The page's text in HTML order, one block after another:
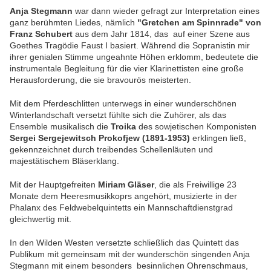
Anja Stegmann war dann wieder gefragt zur Interpretation eines
ganz berühmten Liedes, nämlich "Gretchen am Spinnrade" von
Franz Schubert aus dem Jahr 1814, das auf einer Szene aus
Goethes Tragödie Faust I basiert. Während die Sopranistin mir
ihrer genialen Stimme ungeahnte Höhen erklomm, bedeutete die
instrumentale Begleitung für die vier Klarinettisten eine große
Herausforderung, die sie bravourös meisterten.
Mit dem Pferdeschlitten unterwegs in einer wunderschönen
Winterlandschaft versetzt fühlte sich die Zuhörer, als das
Ensemble musikalisch die Troika des sowjetischen Komponisten
Sergei Sergejewitsch Prokofjew (1891-1953) erklingen ließ,
gekennzeichnet durch treibendes Schellenläuten und
majestätischem Bläserklang.
Mit der Hauptgefreiten Miriam Gläser, die als Freiwillige 23
Monate dem Heeresmusikkoprs angehört, musizierte in der
Phalanx des Feldwebelquintetts ein Mannschaftdienstgrad
gleichwertig mit.
In den Wilden Westen versetzte schließlich das Quintett das
Publikum mit gemeinsam mit der wunderschön singenden Anja
Stegmann mit einem besonders besinnlichen Ohrenschmaus,